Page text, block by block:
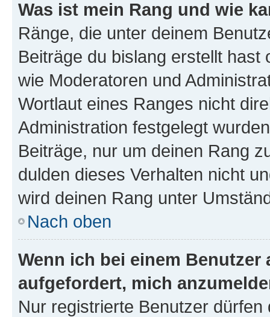
Was ist mein Rang und wie
Ränge, die unter deinem
Beiträge du bislang erstellt
wie Moderatoren und
Wortlaut eines Ranges nicht
Administration festgelegt
Beiträge, nur um deinen Rang
dulden dieses Verhalten nicht
wird deinen Rang unter
Nach oben
Wenn ich bei einem
aufgefordert, mich
Nur registrierte Benutzer